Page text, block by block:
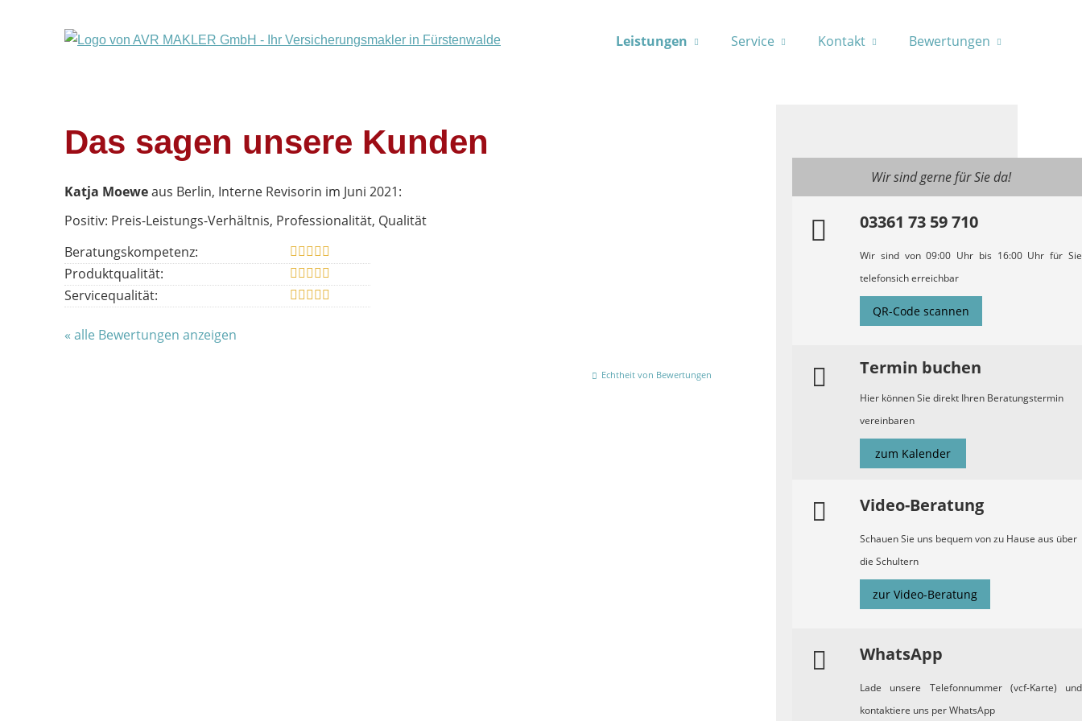
Leistungen Service Kontakt Bewertungen
Wir sind gerne für Sie da!
03361 73 59 710
Wir sind von 09:00 Uhr bis 16:00 Uhr für Sie
telefonsich erreichbar
QR-Code scannen
Termin buchen
Hier können Sie direkt Ihren Beratungstermin
vereinbaren
zum Kalender
Video-Beratung
Schauen Sie uns bequem von zu Hause aus über
die Schultern
zur Video-Beratung
WhatsApp
Lade unsere Telefonnummer (vcf-Karte) und
kontaktiere uns per WhatsApp
Das sagen unsere Kunden
Katja Moeweaus Berlin, Interne Revisorin im Juni 2021:
Positiv: Preis-Leistungs-Verhältnis, Professionalität, Qualität
Beratungskompetenz:
Produktqualität:
Servicequalität:
« alle Bewertungen anzeigen
Echtheit von Bewertungen